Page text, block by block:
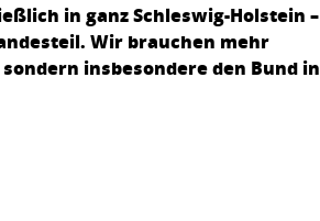
in ganz Schleswig-Holstein –
Wir brauchen mehr
insbesondere den Bund in